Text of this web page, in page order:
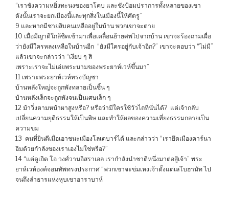
“เราชังความหยิ่งทะนงของยาโคบ และชังป้อมปราการทั้งหลายของเขา
ดังนั้นเราจะยกเมืองนี้และทุกสิ่งในเมืองนี้ให้ศัตรู”
9 และหากมีชายสิบคนเหลืออยู่ในบ้าน พวกเขาจะตาย
10 เมื่อมีญาติใกล้ชิดเข้ามาเพื่อเคลื่อนย้ายศพไปจากบ้าน เขาจะร้องถามเผื่อ
ว่ายังมีใครหลงเหลือในบ้านอีก “ยังมีใครอยู่กับเจ้าอีก?” เขาจะตอบว่า “ไม่มี”
แล้วเขาจะกล่าวว่า “เงียบ ๆ สิ
เพราะเราจะไม่เอ่ยพระนามของพระยาห์เวห์ขึ้นมา”
11 เพราะพระยาห์เวห์ทรงบัญชา
บ้านหลังใหญ่จะถูกพังทลายเป็นชิ้น ๆ
บ้านหลังเล็กจะถูกพังจนเป็นเศษเล็ก ๆ
12 ม้าวิ่งตามหน้าผาสูงหรือ? หรือว่ามีใครใช้วัวไถที่นั่นได้? แต่เจ้ากลับ
เปลี่ยนความยุติธรรมให้เป็นพิษ และทำให้ผลของความเที่ยงธรรมกลายเป็น
ความขม
13 คนที่ยินดีเมื่อเอาชนะเมืองโลเดบาร์ได้ และกล่าวว่า “เรายึดเมืองคาร์นา
อิมด้วยกำลังของเราเองไม่ใช่หรือ?”
14 “แต่ดูเถิด โอ วงศ์วานอิสราเอล เรากำลังนำชาติหนึ่งมาต่อสู้เจ้า” พระ
ยาห์เวห์องค์จอมทัพทรงประกาศ “พวกเขาจะข่มเหงเจ้าตั้งแต่เลโบฮามัท ไป
จนถึงลำธารแห่งหุบเขาอาราบาห์